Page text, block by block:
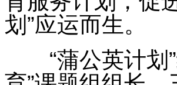
划”应运而生。
“蒲公英计划”